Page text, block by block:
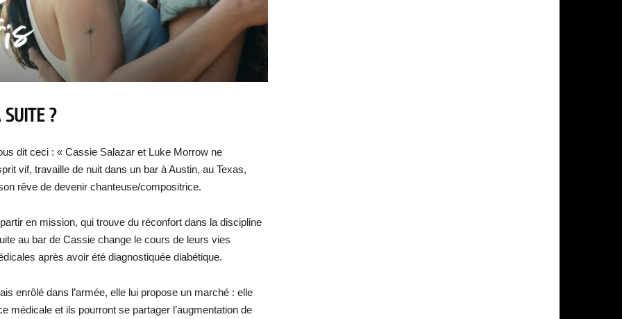
?
dit ceci : « Cassie Salazar et Luke Morrow ne
vif, travaille de nuit dans un bar à Austin, au Texas,
rêve de devenir chanteuse/compositrice.
en mission, qui trouve du réconfort dans la discipline
au bar de Cassie change le cours de leurs vies
après avoir été diagnostiquée diabétique.
enrôlé dans l’armée, elle lui propose un marché : elle
médicale et ils pourront se partager l’augmentation de